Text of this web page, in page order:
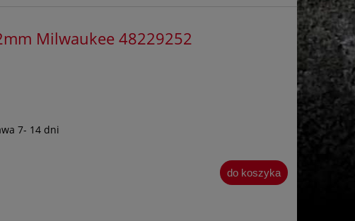
Milwaukee 48229252
7- 14 dni
do koszyka